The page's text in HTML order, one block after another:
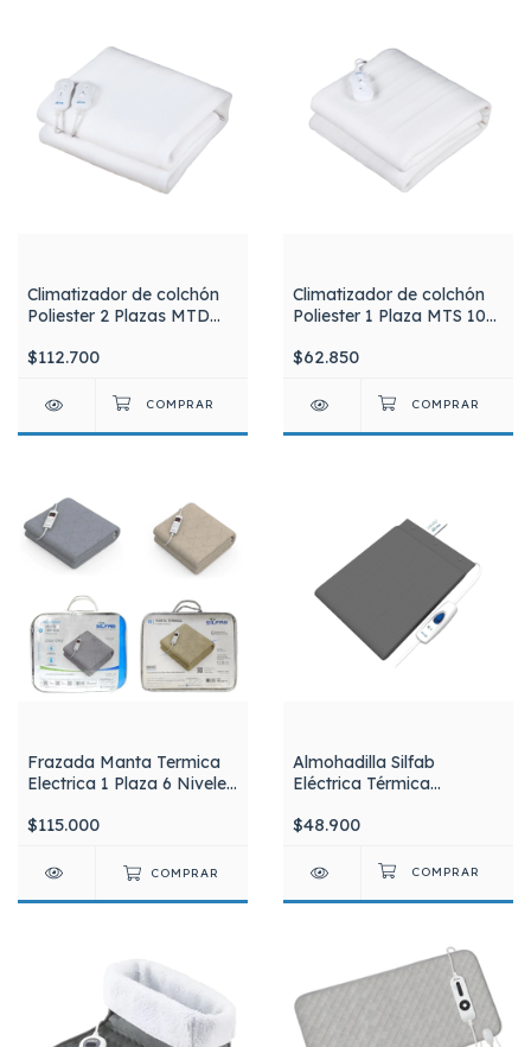
Climatizador de colchón
Poliester 2 Plazas MTD
$112.700
Climatizador de colchón
Poliester 1 Plaza MTS 100
$62.850
Frazada Manta Termica
Electrica 1 Plaza 6 Niveles
Poliéster Silfab FOD-400
$115.000
COMPRAR
Almohadilla Silfab
Eléctrica Térmica
$48.900